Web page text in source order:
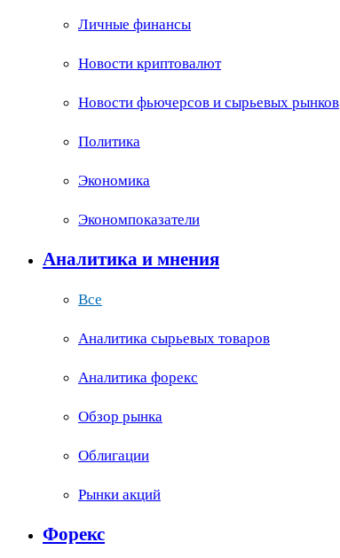
Личные финансы
Новости криптовалют
Новости фьючерсов и сырьевых рынков
Политика
Экономика
Экономпоказатели
Аналитика и мнения
Все
Аналитика сырьевых товаров
Аналитика форекс
Обзор рынка
Облигации
Рынки акций
Форекс